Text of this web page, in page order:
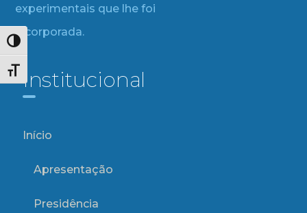
Alternar alto contraste
Alternar tamanho da fonte
experimentais que lhe foi
incorporada.
Institucional
Início
Apresentação
Presidência